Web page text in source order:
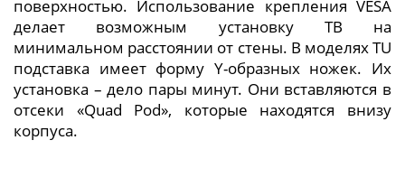
поверхностью. Использование крепления VESA
делает возможным установку ТВ на
минимальном расстоянии от стены. В моделях TU
подставка имеет форму Y-образных ножек. Их
установка – дело пары минут. Они вставляются в
отсеки «Quad Pod», которые находятся внизу
корпуса.